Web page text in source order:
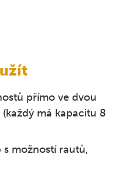
přímo ve dvou
má kapacitu 8
s možností rautů,